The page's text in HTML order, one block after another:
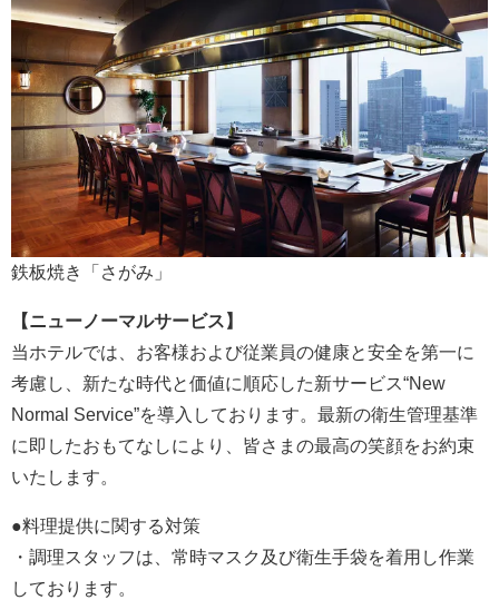
鉄板焼き「さがみ」
【ニューノーマルサービス】
当ホテルでは、お客様および従業員の健康と安全を第一に
考慮し、新たな時代と価値に順応した新サービス“New
Normal Service”を導入しております。最新の衛生管理基準
に即したおもてなしにより、皆さまの最高の笑顔をお約束
いたします。
●料理提供に関する対策
・調理スタッフは、常時マスク及び衛生手袋を着用し作業
しております。